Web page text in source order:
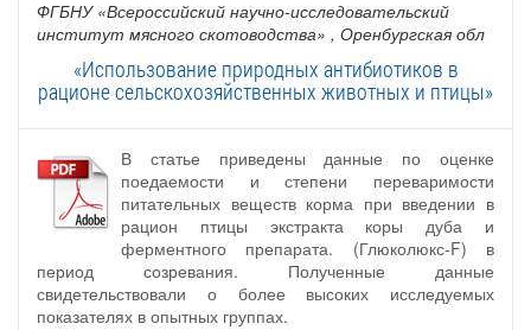
ФГБНУ «Всероссийский научно-исследовательский
институт мясного скотоводства» , Оренбургская обл
«Использование природных антибиотиков в
рационе сельскохозяйственных животных и птицы»
В статье приведены данные по оценке
поедаемости и степени переваримости
питательных веществ корма при введении в
рацион птицы экстракта коры дуба и
ферментного препарата. (Глюколюкс-F) в
период созревания. Полученные данные
свидетельствовали о более высоких исследуемых
показателях в опытных группах.